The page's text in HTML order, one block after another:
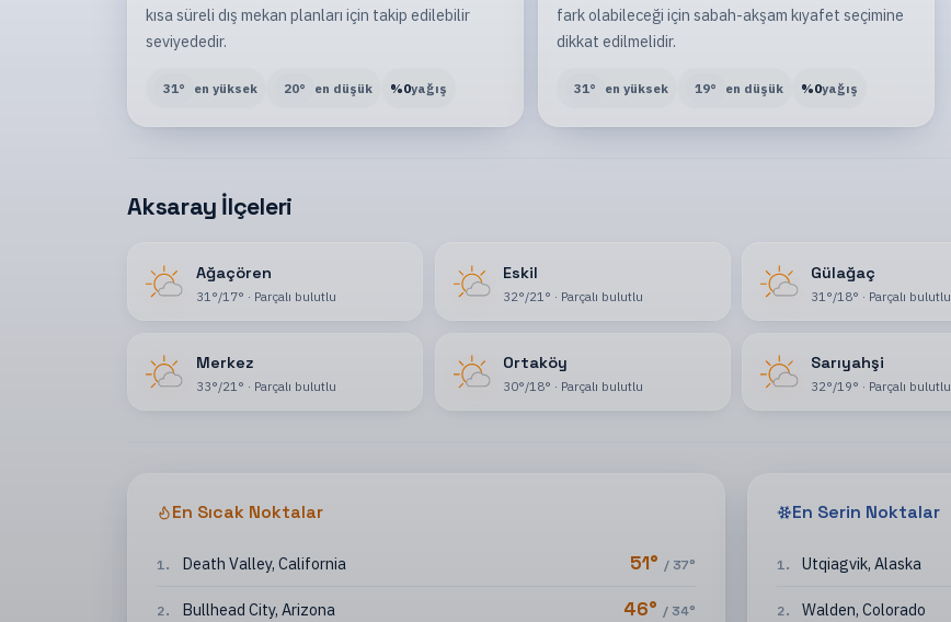
kısa süreli dış mekan planları için takip edilebilir
seviyededir.
31° en yüksek 20° en düşük %0yağış
fark olabileceği için sabah-akşam kıyafet seçimine
dikkat edilmelidir.
31° en yüksek 19° en düşük %0yağış
Aksaray İlçeleri
Ağaçören
31 °/17° · Parçalı bulutlu
Eskil
32°/21 ° · Parçalı bulutlu
Gülağaç
31 °/18° · Parçalı bulutlu
Merkez
33°/21 ° · Parçalı bulutlu
Ortaköy
30°/18° · Parçalı bulutlu
Sarıyahşi
32°/19° · Parçalı bulutlu
En Sıcak Noktalar
1. Death Valley, California 51° / 37°
2. Bullhead City, Arizona 46° / 34°
En Serin Noktalar
1. Utqiagvik, Alaska
2. Walden, Colorado